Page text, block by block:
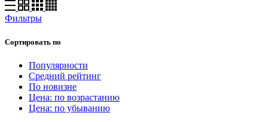
Фильтры
Сортировать по
Популярности
Средний рейтинг
По новизне
Цена: по возрастанию
Цена: по убыванию